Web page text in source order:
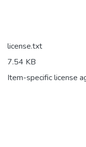
license.txt
7.54 KB
Item-specific license